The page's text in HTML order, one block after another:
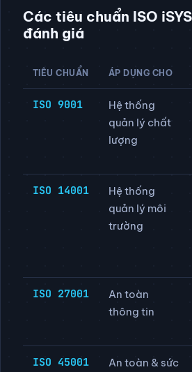
Các tiêu chuẩn ISO
đánh giá
ÁP DỤNG CHO
quản lý chất
lượng
trường
ISO 27001
An toàn
thông tin